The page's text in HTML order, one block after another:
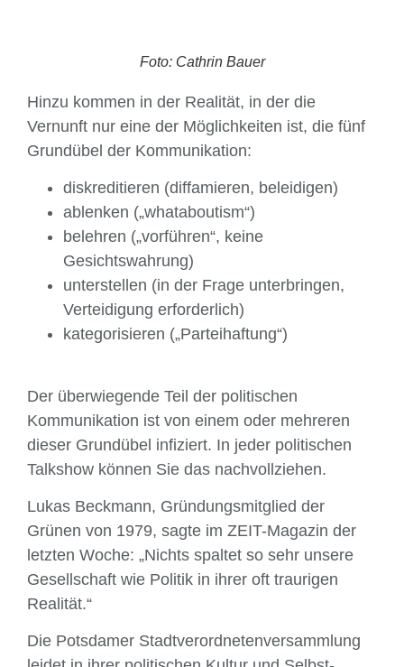
Foto: Cathrin Bauer
Hinzu kommen in der Realität, in der die
Vernunft nur eine der Möglichkeiten ist, die fünf
Grundübel der Kommunikation:
diskreditieren (diffamieren, beleidigen)
ablenken („whataboutism“)
belehren („vorführen“, keine
Gesichtswahrung)
unterstellen (in der Frage unterbringen,
Verteidigung erforderlich)
kategorisieren („Parteihaftung“)
Der überwiegende Teil der politischen
Kommunikation ist von einem oder mehreren
dieser Grundübel infiziert. In jeder politischen
Talkshow können Sie das nach­voll­ziehen.
Lukas Beckmann, Gründungsmitglied der
Grünen von 1979, sagte im ZEIT-Magazin der
letzten Woche: „Nichts spaltet so sehr unsere
Gesellschaft wie Politik in ihrer oft traurigen
Realität.“
Die Potsdamer Stadtverordnetenversammlung